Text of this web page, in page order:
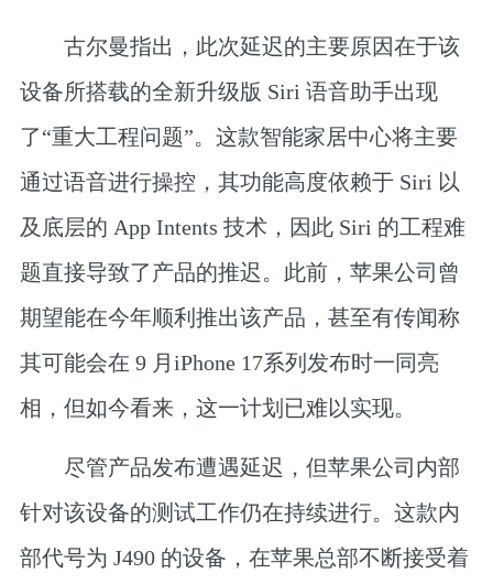
古尔曼指出， 此次延迟的主要原因在于该
设备所搭载的全新升级版 Siri 语音助手出现
了“重大工程问题”。 这款智能家居中心将主要
通过语音进行操控，其功能高度依赖于 Siri 以
及底层的 App Intents 技术，因此 Siri 的工程难
题直接导致了产品的推迟。此前，苹果公司曾
期望能在今年顺利推出该产品，甚至有传闻称
其可能会在 9 月iPhone 17系列发布时一同亮
相，但如今看来，这一计划已难以实现。
尽管产品发布遭遇延迟， 但苹果公司内部
针对该设备的测试工作仍在持续进行。这款内
部代号为 J490 的设备，在苹果总部不断接受着